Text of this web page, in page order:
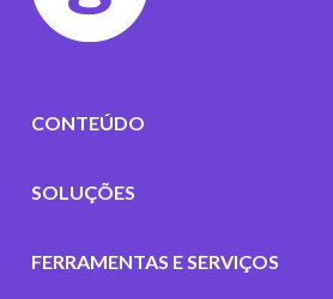
CONTEÚDO
SOLUÇÕES
FERRAMENTAS E SERVIÇOS